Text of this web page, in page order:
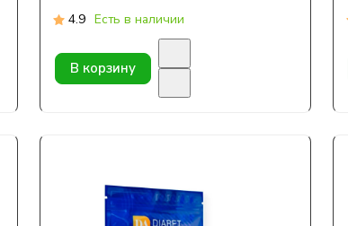
4.9 Есть в наличии
В корзину